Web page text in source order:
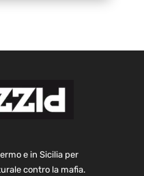
e in Sicilia per
contro la mafia.